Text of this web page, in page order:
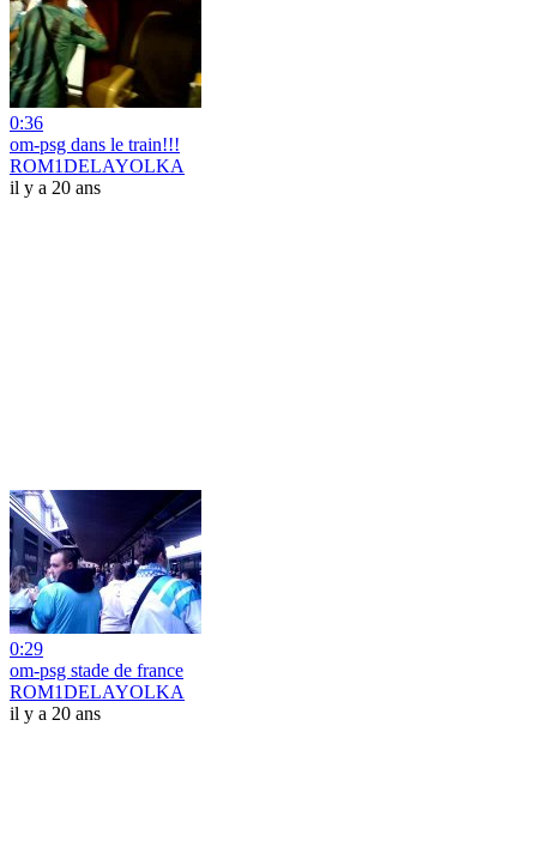
0:36
om-psg dans le train!!!
ROM1DELAYOLKA
il y a 20 ans
0:29
om-psg stade de france
ROM1DELAYOLKA
il y a 20 ans